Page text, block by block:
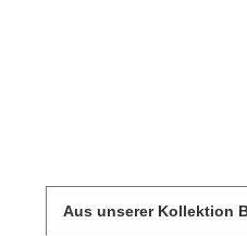
Aus unserer Kollektion